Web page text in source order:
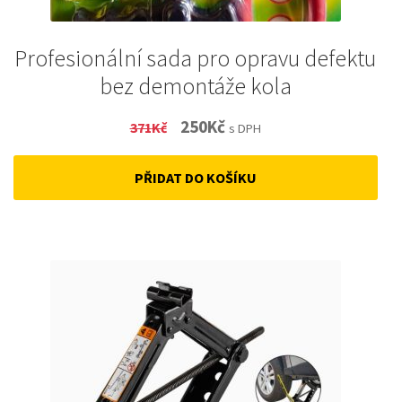
Profesionální sada pro opravu defektu
bez demontáže kola
371Kč
Original
price
was:
250KčCurrent
price
is:
s DPH
PŘIDAT DO KOŠÍKU